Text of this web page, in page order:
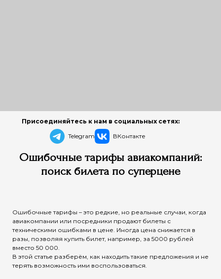
Ошибочные тарифы авиакомпаний:
поиск билета по суперцене
Ошибочные тарифы – это редкие, но реальные случаи, когда
авиакомпании или посредники продают билеты с
техническими ошибками в цене. Иногда цена снижается в
разы, позволяя купить билет, например, за 5000 рублей
вместо 50 000.
В этой статье разберём, как находить такие предложения и не
терять возможность ими воспользоваться.
Присоединяйтесь к нам в социальных сетях:
Telegram
ВКонтакте